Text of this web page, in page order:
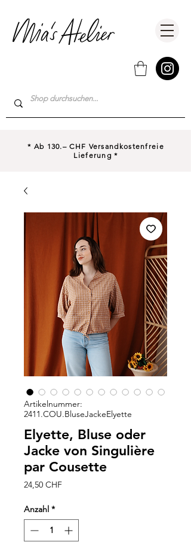
* Ab 130.– CHF Versandkostenfreie
Lieferung *
Artikelnummer:
2411.COU.BluseJackeElyette
Elyette, Bluse oder
Jacke von Singulière
par Cousette
24,50 CHFPreis
Anzahl *